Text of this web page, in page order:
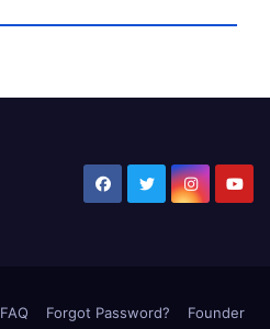
FAQ Forgot Password? Founder